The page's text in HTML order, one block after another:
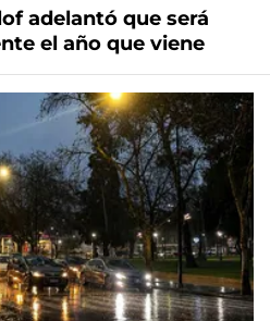
adelantó que será
el año que viene